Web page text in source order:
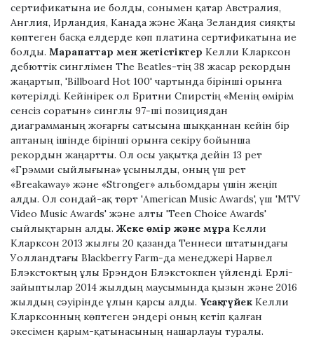
сертификатына ие болды, сонымен қатар Австралия,
Англия, Ирландия, Канада және Жаңа Зеландия сияқты
көптеген басқа елдерде көп платина сертификатына ие
болды. Марапаттар мен жетістіктер Келли Кларксон
дебюттік синглімен The Beatles-тің 38 жасар рекордын
жаңартып, 'Billboard Hot 100' чартында бірінші орынға
көтерілді. Кейінірек ол Бритни Спирстің «Менің өмірім
сенсіз соратын» синглы 97-ші позициядан
диаграмманың жоғарғы сатысына шыққаннан кейін бір
аптаның ішінде бірінші орынға секіру бойынша
рекордын жаңартты. Ол осы уақытқа дейін 13 рет
«Грэмми сыйлығына» ұсынылды, оның үш рет
«Breakaway» және «Stronger» альбомдары үшін жеңіп
алды. Ол сондай-ақ төрт 'American Music Awards', үш 'MTV
Video Music Awards' және алты 'Teen Choice Awards'
сыйлықтарын алды. Жеке өмір және мұра Келли
Кларксон 2013 жылғы 20 қазанда Теннеси штатындағы
Уолландтағы Blackberry Farm-да менеджері Нарвел
Блэкстоктың ұлы Брэндон Блэкстокпен үйленді. Ерлі-
зайыптылар 2014 жылдың маусымында қызын және 2016
жылдың сәуірінде ұлын қарсы алды. Ұсақ-түйек Келли
Кларксонның көптеген әндері оның кетіп қалған
әкесімен қарым-қатынасының нашарлауы туралы.